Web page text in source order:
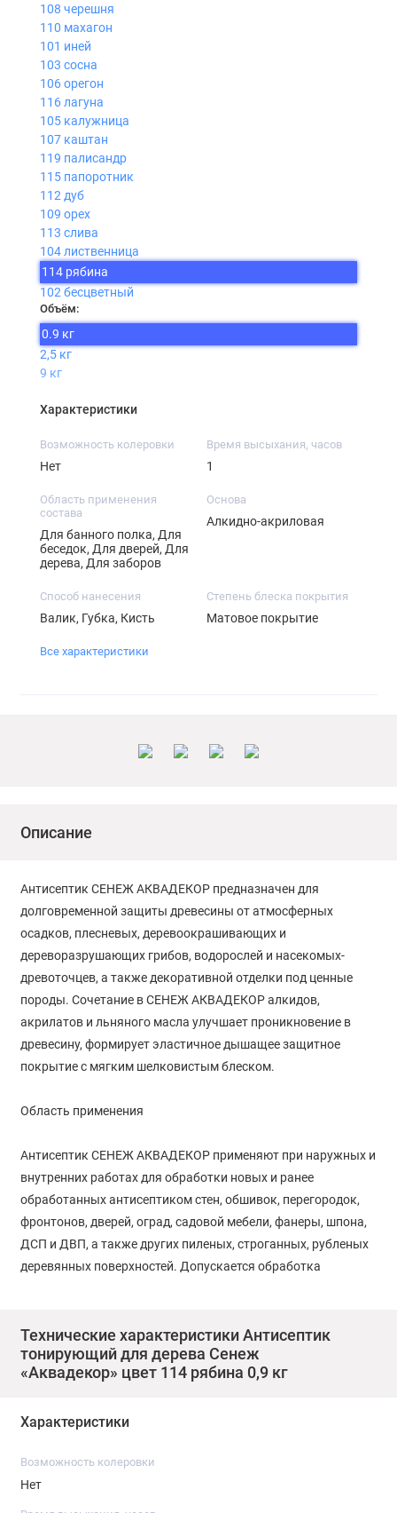
108 черешня
110 махагон
101 иней
103 сосна
106 орегон
116 лагуна
105 калужница
107 каштан
119 палисандр
115 папоротник
112 дуб
109 орех
113 слива
104 лиственница
114 рябина
102 бесцветный
Объём:
0.9 кг
2,5 кг
9 кг
Характеристики
Возможность колеровки
Нет
Время высыхания, часов
1
Область применения
состава
Для банного полка, Для
беседок, Для дверей, Для
дерева, Для заборов
Основа
Алкидно-акриловая
Способ нанесения
Валик, Губка, Кисть
Степень блеска покрытия
Матовое покрытие
Все характеристики
Описание
Антисептик СЕНЕЖ АКВАДЕКОР предназначен для
долговременной защиты древесины от атмосферных
осадков, плесневых, деревоокрашивающих и
дереворазрушающих грибов, водорослей и насекомых-
древоточцев, а также декоративной отделки под ценные
породы. Сочетание в СЕНЕЖ АКВАДЕКОР алкидов,
акрилатов и льняного масла улучшает проникновение в
древесину, формирует эластичное дышащее защитное
покрытие с мягким шелковистым блеском.
Область применения
Антисептик СЕНЕЖ АКВАДЕКОР применяют при наружных и
внутренних работах для обработки новых и ранее
обработанных антисептиком стен, обшивок, перегородок,
фронтонов, дверей, оград, садовой мебели, фанеры, шпона,
ДСП и ДВП, а также других пиленых, строганных, рубленых
деревянных поверхностей. Допускается обработка
Ключевые преимущества
Новая усиленная х2 формула для сложных природно-
Сочетание в одном составе алкидов, акрилатов и
Формирует яркие насыщенные оттенки уже при малых
Технические характеристики Антисептик
тонирующий для дерева Сенеж
«Аквадекор» цвет 114 рябина 0,9 кг
Характеристики
Возможность колеровки
Нет